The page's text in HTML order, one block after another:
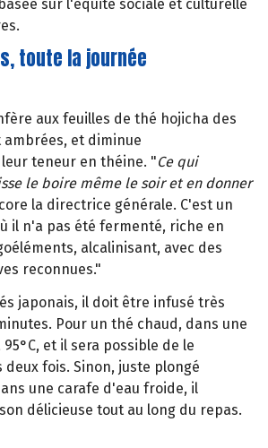
sur l'équité sociale et culturelle
toute la journée
aux feuilles de thé hojicha des
et diminue
teneur en théine. "Ce qui
le boire même le soir et en donner
la directrice générale. C'est un
il n'a pas été fermenté, riche en
alcalinisant, avec des
reconnues."
japonais, il doit être infusé très
Pour un thé chaud, dans une
et il sera possible de le
fois. Sinon, juste plongé
une carafe d'eau froide, il
délicieuse tout au long du repas.